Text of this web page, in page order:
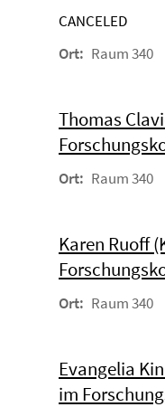
CANCELED
Ort: Raum 340
Thomas
Ort: Raum 340
Karen Ruoff
Ort: Raum 340
Evangelia
im